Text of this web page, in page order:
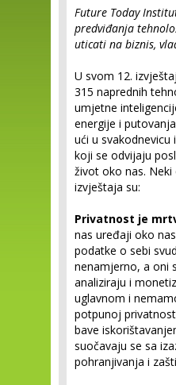
Future Today
predviđanja
uticati na biznis,
U svom 12.
315 naprednih
umjetne
energije i
ući u
koji se odvijaju
život oko nas. Neki
izvještaja su:
Privatnost je
nas uređaji oko
podatke o sebi
nenamjerno, a oni
analiziraju i
uglavnom i
potpunoj
bave
suočavaju se sa
pohranjivanja i